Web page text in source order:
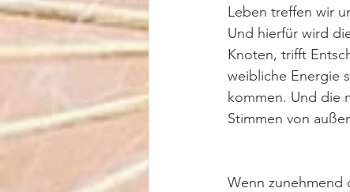
Leben treffen wir
Und hierfür wird
Knoten, trifft
weibliche Energie
kommen. Und die
Stimmen von
Wenn zunehmend